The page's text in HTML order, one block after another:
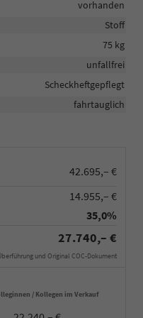
42.695,– €
14.955,– €
35,0%
27.740,– €
und Original COC-Dokument
/ Kollegen im Verkauf
vorhanden
Stoff
75 kg
unfallfrei
Scheckheftgepflegt
fahrtauglich